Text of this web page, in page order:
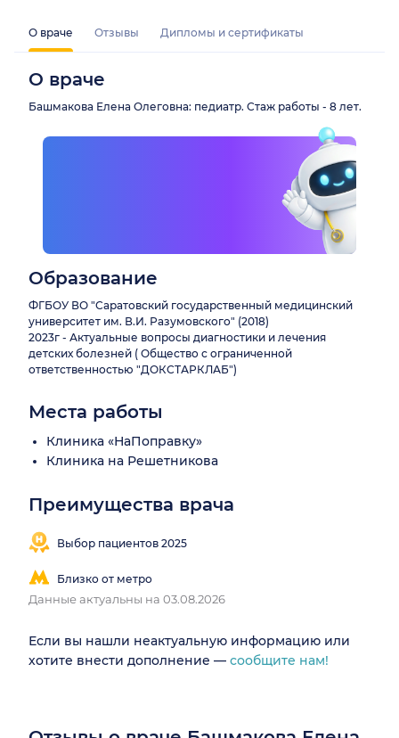
О враче Отзывы Дипломы и сертификаты
О враче
Башмакова Елена Олеговна: педиатр. Стаж работы - 8 лет.
Образование
ФГБОУ ВО "Саратовский государственный медицинский
университет им. В.И. Разумовского" (2018)
2023г - Актуальные вопросы диагностики и лечения
детских болезней ( Общество с ограниченной
ответственностью "ДОКСТАРКЛАБ")
Места работы
Клиника «НаПоправку»
Клиника на Решетникова
Преимущества врача
Выбор пациентов 2025
Близко от метро
Данные актуальны на 03.08.2026
Если вы нашли неактуальную информацию или
хотите внести дополнение — сообщите нам!